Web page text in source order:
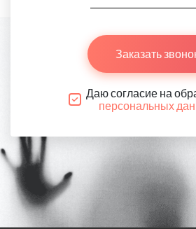
Заказать
Даю согласие на
персональных